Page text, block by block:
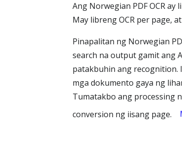
Ang Norwegian PDF OCR
May libreng OCR per page,
Pinapalitan ng Norwegian
search na output gamit ang
patakbuhin ang recognition.
mga dokumento gaya ng
Tumatakbo ang processing
conversion ng iisang page.